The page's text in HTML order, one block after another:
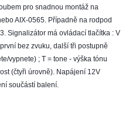
pro snadnou montáž na
AIX-0565. Případně na rodpod
Signalizátor má ovládací tlačítka : V
bez zvuku, další tři postupně
vypnete) ; T = tone - výška tónu
(čtyři úrovně). Napájení 12V
součástí balení.